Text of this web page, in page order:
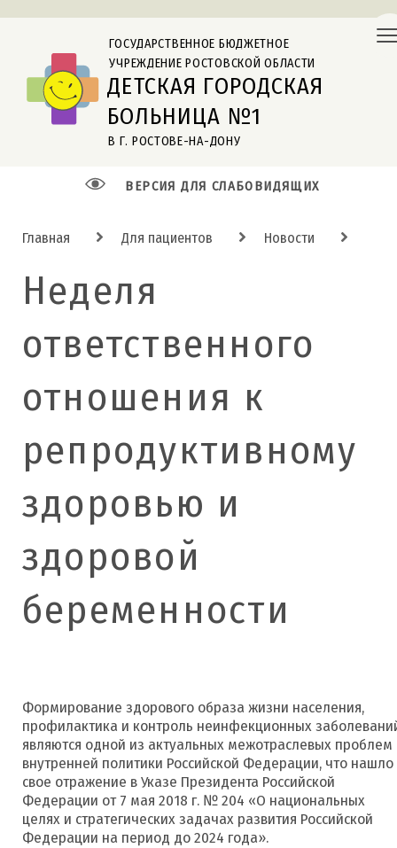
ДЕТСКАЯ ГОРОДСКАЯ
В Г. РОСТОВЕ-НА-ДОНУ
ГОСУДАРСТВЕННОЕ БЮДЖЕТНОЕ
УЧРЕЖДЕНИЕ РОСТОВСКОЙ ОБЛАСТИ
БОЛЬНИЦА №1
ВЕРСИЯ ДЛЯ СЛАБОВИДЯЩИХ
Главная Для пациентов Новости
Неделя
ответственного
отношения к
репродуктивному
здоровью и
здоровой
беременности
Формирование здорового образа жизни населения,
профилактика и контроль неинфекционных
являются одной из актуальных межотраслевых проблем
внутренней политики Российской Федерации, что нашло
свое отражение в Указе Президента Российской
Федерации от 7 мая 2018 г. № 204 «О национальных
целях и стратегических задачах развития Российской
Федерации на период до 2024 года».